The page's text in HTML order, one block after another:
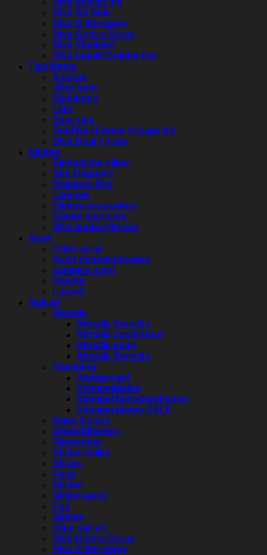
Diva design ink
Diva Art Gels
Diva Glitterspray
Diva Ombre Spray
Diva Vloeistof
Diva Liquid Builder Gel
Tips/forms
A curve
Ultra form
Sjablonen
Lijm
Easy tips
Dual Nail Forms / Shape It’s
Diva Dual Forms
Elektra
Elektrische vijlen
Bits Magnetic
Rainbow Bits
Lampen
Elektra accesoires
Combi manicure
Diva lampen/frezen
Acryl
Color acryl
Acryl benodigdheden
samples acryl
Poeder
Liqued
Nail art
Airnails
Airnails Stencils
Airnails apparatuur
Airnails paint
Airnails Stencils
Stamping
Stempel gel
Stempelplaten
Stempel benodigdheden
Stempel platen SALE
Aqua Colors
Droogbloemen
Pigmenten
Stickervellen
Strass
Paint
Sticker
Glitter spray
Foil
Glitters
Inlay nail art
Diva Ombre Spray
Diva Glitterspray